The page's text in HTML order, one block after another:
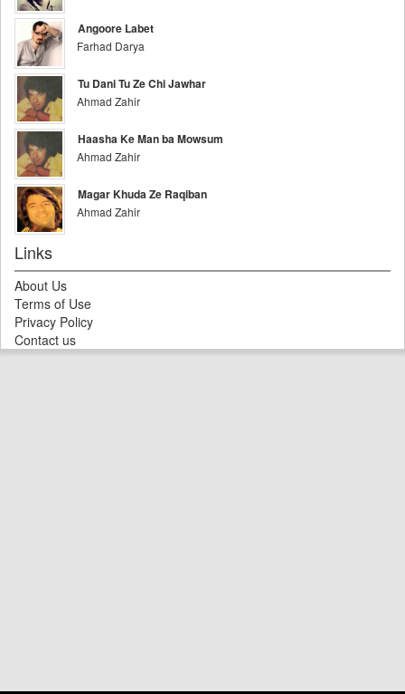
Angoore Labet
Farhad Darya
Tu Dani Tu Ze Chi Jawhar
Ahmad Zahir
Haasha Ke Man ba Mowsum
Ahmad Zahir
Magar Khuda Ze Raqiban
Ahmad Zahir
Links
About Us
Terms of Use
Privacy Policy
Contact us